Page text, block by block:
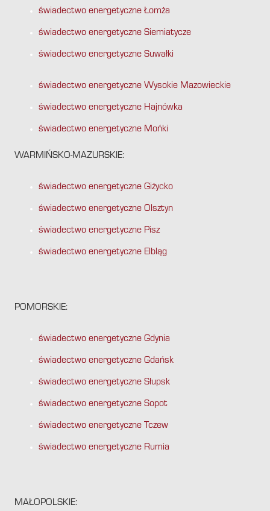
świadectwo energetyczne Łomża
świadectwo energetyczne Siemiatycze
świadectwo energetyczne Suwałki
świadectwo energetyczne Wysokie Mazowieckie
świadectwo energetyczne Hajnówka
świadectwo energetyczne Mońki
WARMIŃSKO-MAZURSKIE:
świadectwo energetyczne Giżycko
świadectwo energetyczne Olsztyn
świadectwo energetyczne Pisz
świadectwo energetyczne Elbląg
POMORSKIE:
świadectwo energetyczne Gdynia
świadectwo energetyczne Gdańsk
świadectwo energetyczne Słupsk
świadectwo energetyczne Sopot
świadectwo energetyczne Tczew
świadectwo energetyczne Rumia
MAŁOPOLSKIE: